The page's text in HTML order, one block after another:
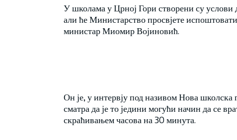
У школама у Црној Гори створени су услови
али ће Министарство просвјете
министар Миомир Војиновић.
Он је, у интервју под називом Нова школска
сматра да је то једини могући начин да се
скраћивањем часова на 30 минута.